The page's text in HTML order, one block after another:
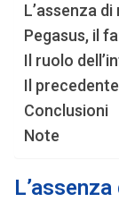
L’assenza
Pegasus, il
Il ruolo
Il
Conclusioni
Note